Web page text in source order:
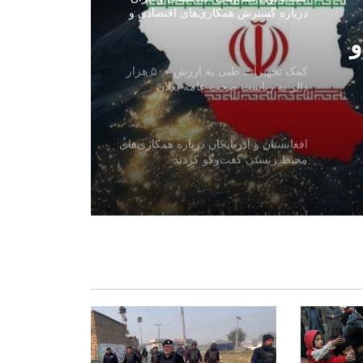
درباره گسترش همکاری‌های اقتصادی و
تجارتی
کمک تجهیزات طبی به ارزش ۵۰۰ هزار
دالر به ریاست صحت عامه بغلان
افغانستان و آذربایجان درباره همکاری‌های
محیط زیستی گفت‌وگو کردند
آغاز واردات تجهیزات برقی معیاری از
وزارت آب و انرژی از احتمال وقوع
سیلاب‌های آنی در شماری از ولایت‌ها
هشدار داد